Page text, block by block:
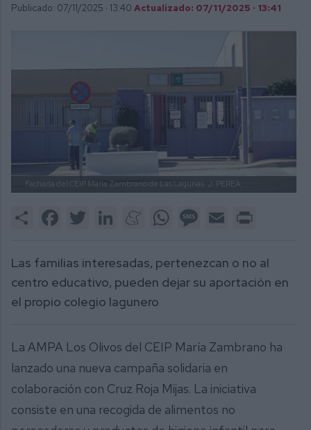
Publicado: 07/11/2025 · 13:40 Actualizado: 07/11/2025 · 13:41
Fachada del CEIP María Zambrano de Las Lagunas. J. PEREA.
Share FacebookTwitter LinkedInMeneameWhatsAppMessage
Email
Las familias interesadas, pertenezcan o no al
centro educativo, pueden dejar su aportación en
el propio colegio lagunero
La AMPA Los Olivos del CEIP María Zambrano ha
lanzado una nueva campaña solidaria en
colaboración con Cruz Roja Mijas. La iniciativa
consiste en una recogida de alimentos no